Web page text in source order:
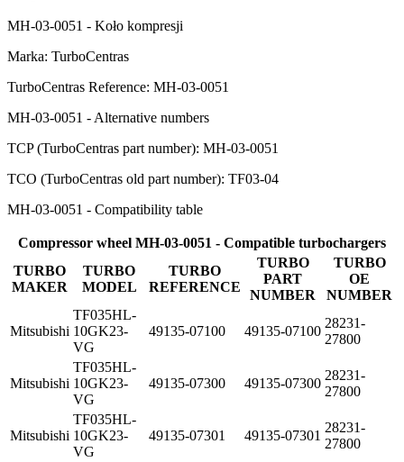
MH-03-0051 - Koło kompresji
Marka: TurboCentras
TurboCentras Reference: MH-03-0051
MH-03-0051 - Alternative numbers
TCP (TurboCentras part number): MH-03-0051
TCO (TurboCentras old part number): TF03-04
MH-03-0051 - Compatibility table
Compressor wheel MH-03-0051 - Compatible turbochargers
TURBO
MAKER
TURBO
MODEL
TURBO
REFERENCE
TURBO
PART
NUMBER
TURBO
OE
NUMBER
Mitsubishi
TF035HL-
10GK23-
VG
49135-07100 49135-07100
28231-
27800
Mitsubishi
TF035HL-
10GK23-
VG
49135-07300 49135-07300
28231-
27800
Mitsubishi
TF035HL-
10GK23-
VG
49135-07301 49135-07301
28231-
27800